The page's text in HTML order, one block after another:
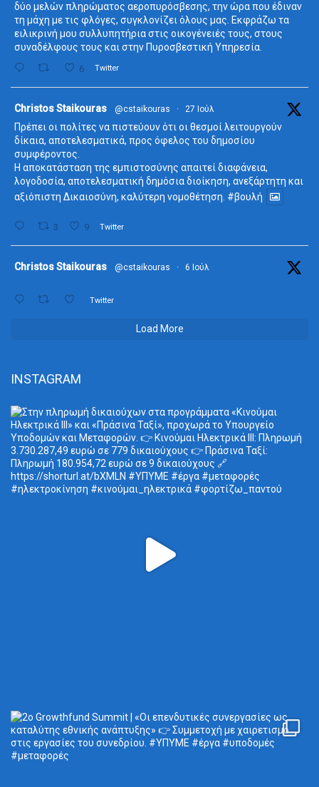
δύο μελών πληρώματος αεροπυρόσβεσης, την ώρα που έδιναν
τη μάχη με τις φλόγες, συγκλονίζει όλους μας. Εκφράζω τα
ειλικρινή μου συλλυπητήρια στις οικογένειές τους, στους
συναδέλφους τους και στην Πυροσβεστική Υπηρεσία.
6 Twitter
Christos Staikouras @cstaikouras · 27 Ιούλ
Πρέπει οι πολίτες να πιστεύουν ότι οι θεσμοί λειτουργούν
δίκαια, αποτελεσματικά, προς όφελος του δημοσίου
συμφέροντος.
Η αποκατάσταση της εμπιστοσύνης απαιτεί διαφάνεια,
λογοδοσία, αποτελεσματική δημόσια διοίκηση, ανεξάρτητη και
αξιόπιστη Δικαιοσύνη, καλύτερη νομοθέτηση. #βουλή
3 9 Twitter
Christos Staikouras @cstaikouras · 6 Ιούλ
Twitter
Load More
INSTAGRAM